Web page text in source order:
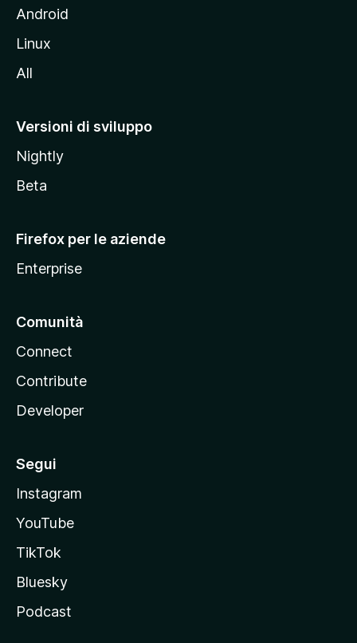
l
t
M
z
i
a
Android
Linux
All
Versioni di sviluppo
Nightly
Beta
Firefox per le aziende
Enterprise
Comunità
Connect
Contribute
Developer
Segui
Instagram
YouTube
TikTok
Bluesky
Podcast